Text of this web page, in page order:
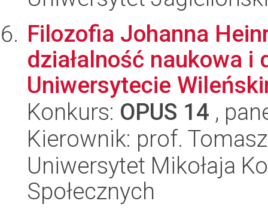
Filozofia Johanna
działalność naukowa
Uniwersytecie
Konkurs: OPUS 14 ,
Kierownik: prof.
Uniwersytet Mikołaja
Społecznych